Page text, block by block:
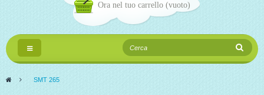
Ora nel tuo carrello (vuoto)
Navigazione
Toggle
> SMT 265